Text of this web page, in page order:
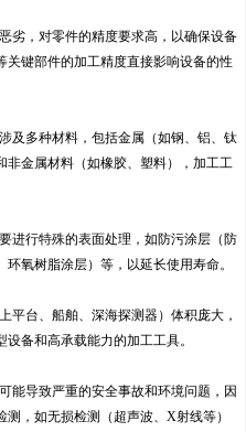
劣，对零件的精度要求高，以确保设备
关键部件的加工精度直接影响设备的性
及多种材料，包括金属（如钢、铝、钛
金属材料（如橡胶、塑料），加工工
进行特殊的表面处理，如防污涂层（防
氧树脂涂层）等，以延长使用寿命。
台、船舶、深海探测器）体积庞大，
备和高承载能力的加工工具。
能导致严重的安全事故和环境问题，因
，如无损检测（超声波、X射线等）